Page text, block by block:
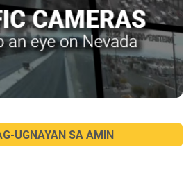
UGNAYAN SA AMIN